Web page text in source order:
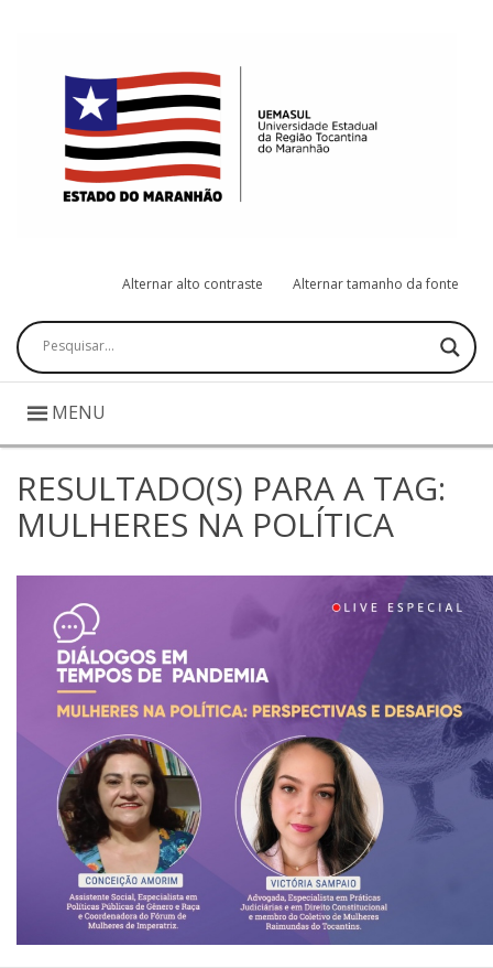
Alternar alto contraste Alternar tamanho da fonte
Pesquisar
MENU
RESULTADO(S) PARA A TAG:
MULHERES NA POLÍTICA